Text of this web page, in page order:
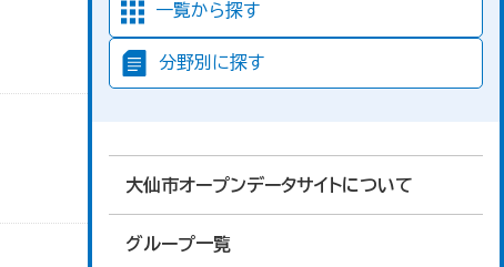
一覧から探す
分野別に探す
大仙市オープンデータサイトについて
グループ一覧